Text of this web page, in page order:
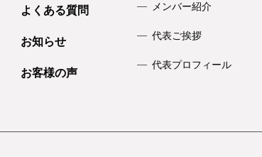
よくある質問
お知らせ
お客様の声
メンバー紹介
代表ご挨拶
代表プロフィール